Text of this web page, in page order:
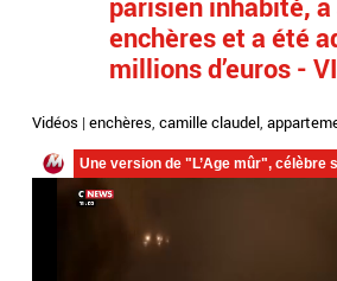
enchères et a été
millions d’euros -
Vidéos |enchères,camille claudel,